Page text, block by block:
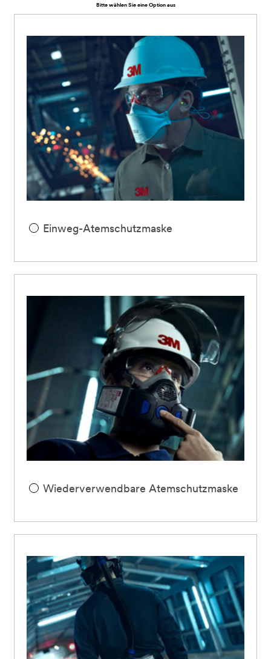
Bitte wählen Sie eine Option aus
Einweg-Atemschutzmaske
Wiederverwendbare Atemschutzmaske